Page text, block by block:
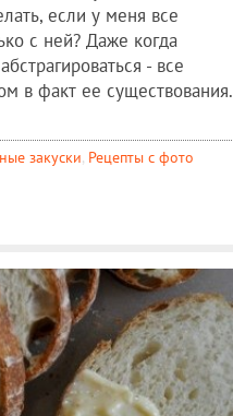
если у меня все
с ней? Даже когда
- все
в факт ее существования.
закуски, Рецепты c фото